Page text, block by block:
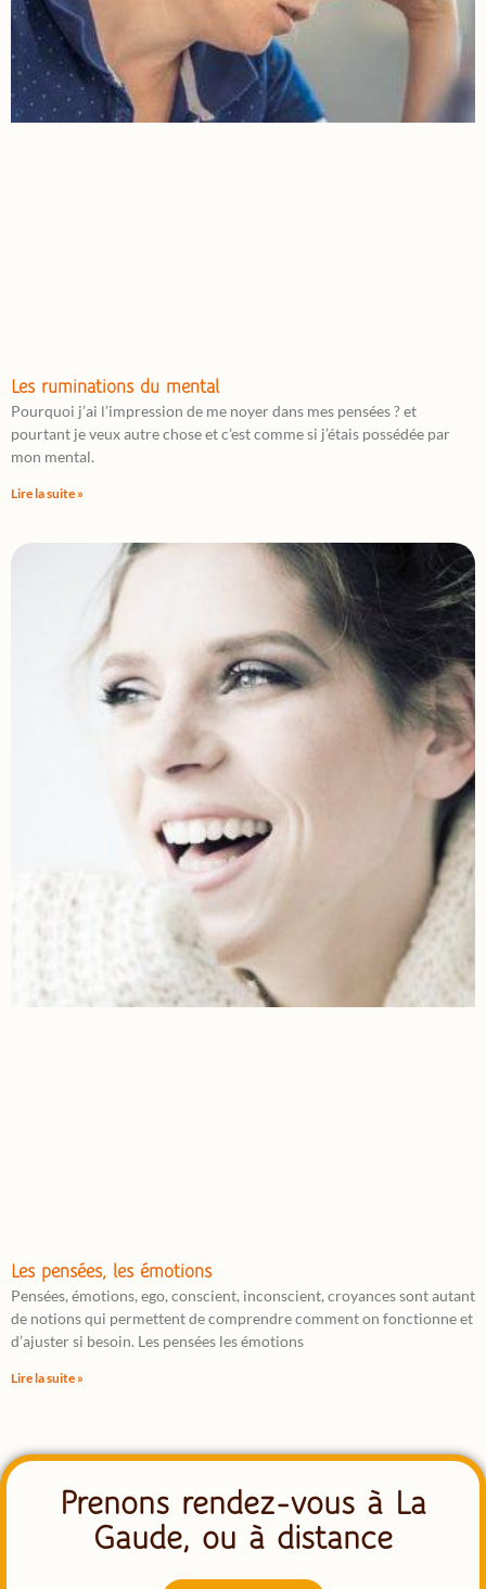
Les ruminations du mental
Pourquoi j’ai l’impression de me noyer dans mes pensées ? et
pourtant je veux autre chose et c’est comme si j’étais possédée par
mon mental.
Lire la suite »
Les pensées, les émotions
Pensées, émotions, ego, conscient, inconscient, croyances sont autant
de notions qui permettent de comprendre comment on fonctionne et
d’ajuster si besoin. Les pensées les émotions
Lire la suite »
Prenons rendez-vous à La
Gaude, ou à distance